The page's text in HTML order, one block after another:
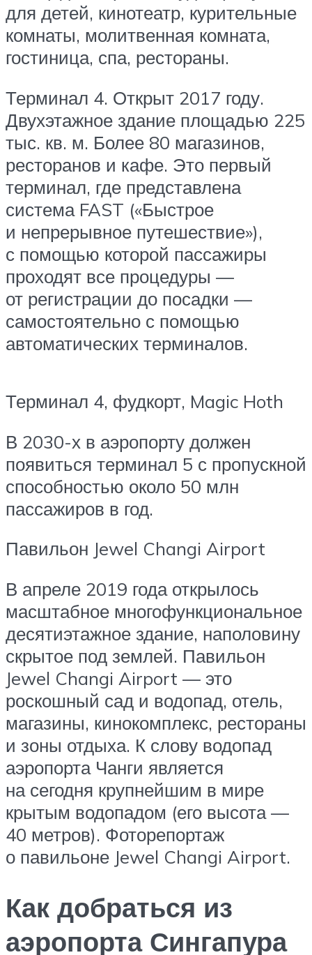
для детей, кинотеатр, курительные
комнаты, молитвенная комната,
гостиница, спа, рестораны.
Терминал 4. Открыт 2017 году.
Двухэтажное здание площадью 225
тыс. кв. м. Более 80 магазинов,
ресторанов и кафе. Это первый
терминал, где представлена
система FAST («Быстрое
и непрерывное путешествие»),
с помощью которой пассажиры
проходят все процедуры —
от регистрации до посадки —
самостоятельно с помощью
автоматических терминалов.
Терминал 4, фудкорт, Magic Hoth
В 2030-х в аэропорту должен
появиться терминал 5 с пропускной
способностью около 50 млн
пассажиров в год.
Павильон Jewel Changi Airport
В апреле 2019 года открылось
масштабное многофункциональное
десятиэтажное здание, наполовину
скрытое под землей. Павильон
Jewel Changi Airport — это
роскошный сад и водопад, отель,
магазины, кинокомплекс, рестораны
и зоны отдыха. К слову водопад
аэропорта Чанги является
на сегодня крупнейшим в мире
крытым водопадом (его высота —
40 метров). Фоторепортаж
о павильоне Jewel Changi Airport.
Как добраться из
аэропорта Сингапура